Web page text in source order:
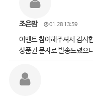
조은맘 01.28 13:59
이벤트 참여해주셔서 감사
상품권 문자로 발송드렸으